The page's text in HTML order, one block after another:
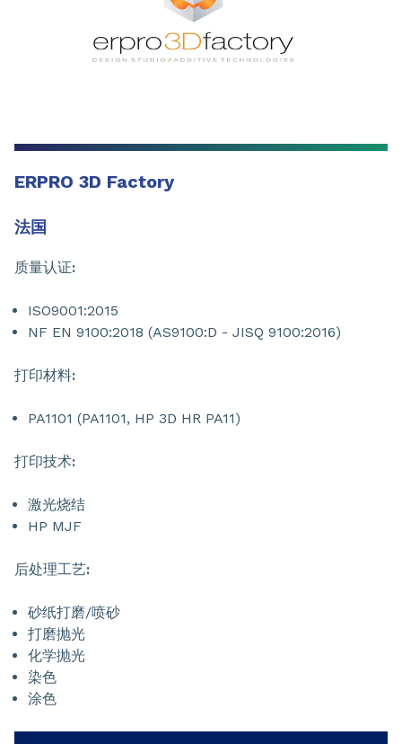
ERPRO 3D Factory
法国
质量认证:
ISO9001:2015
NF EN 9100:2018 (AS9100:D - JISQ 9100:2016)
打印材料:
PA1101 (PA1101, HP 3D HR PA11)
打印技术:
激光烧结
HP MJF
后处理工艺:
砂纸打磨/喷砂
打磨抛光
化学抛光
染色
涂色